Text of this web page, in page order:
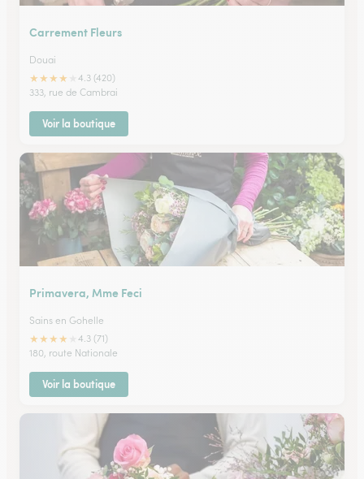
Carrement Fleurs
Douai
★★★★
4.3 (420)
333, rue de Cambrai
Voir la boutique
Primavera, Mme Feci
Sains en Gohelle
★★★★
4.3 (71)
180, route Nationale
Voir la boutique